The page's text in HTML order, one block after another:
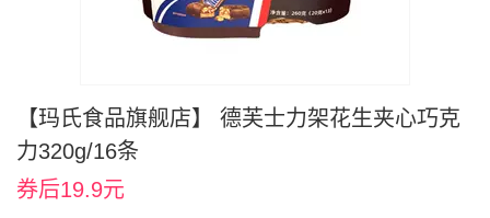
【玛氏食品旗舰店】 德芙士力架花生夹心巧克
力320g/16条
券后19.9元